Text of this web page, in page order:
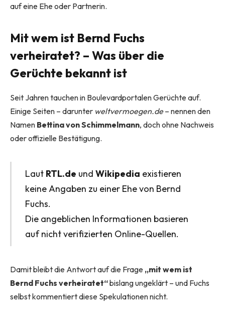
auf eine Ehe oder Partnerin.
Mit wem ist Bernd Fuchs
verheiratet? – Was über die
Gerüchte bekannt ist
Seit Jahren tauchen in Boulevardportalen Gerüchte auf.
Einige Seiten – darunter weltvermoegen.de – nennen den
Namen Bettina von Schimmelmann, doch ohne Nachweis
oder offizielle Bestätigung.
Laut RTL.de und Wikipedia existieren
keine Angaben zu einer Ehe von Bernd
Fuchs.
Die angeblichen Informationen basieren
auf nicht verifizierten Online-Quellen.
Damit bleibt die Antwort auf die Frage „mit wem ist
Bernd Fuchs verheiratet“bislang ungeklärt – und Fuchs
selbst kommentiert diese Spekulationen nicht.